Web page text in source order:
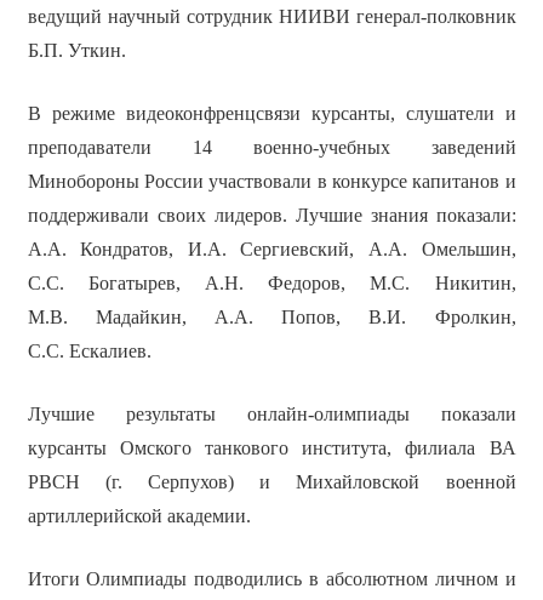
ведущий научный сотрудник НИИВИ генерал-полковник
Б.П. Уткин.
В режиме видеоконфренцсвязи курсанты, слушатели и
преподаватели 14 военно-учебных заведений
Минобороны России участвовали в конкурсе капитанов и
поддерживали своих лидеров. Лучшие знания показали:
А.А. Кондратов, И.А. Сергиевский, А.А. Омельшин,
С.С. Богатырев, А.Н. Федоров, М.С. Никитин,
М.В. Мадайкин, А.А. Попов, В.И. Фролкин,
С.С. Ескалиев.
Лучшие результаты онлайн-олимпиады показали
курсанты Омского танкового института, филиала ВА
РВСН (г. Серпухов) и Михайловской военной
артиллерийской академии.
Итоги Олимпиады подводились в абсолютном личном и